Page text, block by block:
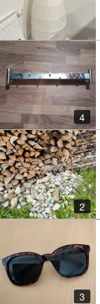
4
2
3